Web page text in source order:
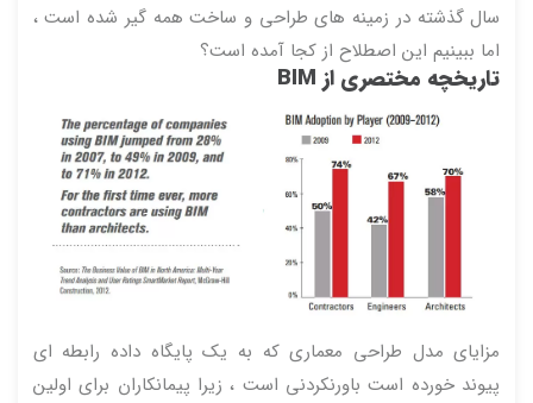
سال گذشته در زمینه های طراحی و ساخت همه گیر شده است ،
اما ببینیم این اصطلاح از کجا آمده است؟
تاریخچه مختصری از BIM
مزایای مدل طراحی معماری که به یک پایگاه داده رابطه ای
پیوند خورده است باورنکردنی است ، زیرا پیمانکاران برای اولین